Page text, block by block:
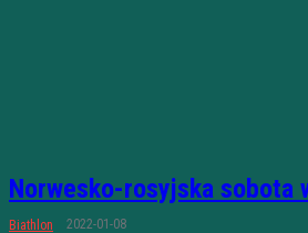
Norwesko-rosyjska sobota
Biathlon 2022-01-08